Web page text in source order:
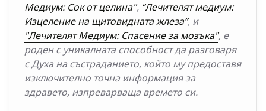
Медиум: Сок от целина", “Лечителят медиум:
Изцеление на щитовидната жлеза”, и
"Лечителят Медиум: Спасение за мозъка", е
роден с уникалната способност да разговаря
с Духа на състраданието, който му предоставя
изключително точна информация за
здравето, изпреварваща времето си.